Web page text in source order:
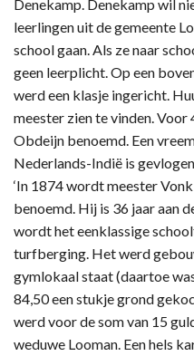
Denekamp. Denekamp wil
leerlingen uit de gemeente
school gaan. Als ze naar
geen leerplicht. Op een
werd een klasje ingericht.
meester zien te vinden.
Obdeijn benoemd. Een
Nederlands-Indië is
‘In 1874 wordt meester
benoemd. Hij is 36 jaar aan
wordt het eenklassige
turfberging. Het werd
gymlokaal staat (daartoe
84,50 een stukje grond
werd voor de som van 15
weduwe Looman. Een hels